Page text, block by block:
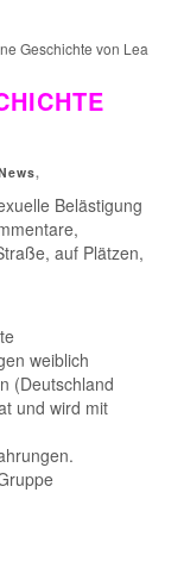
Geschichte von Lea
,
Belästigung
auf Plätzen,
weiblich
(Deutschland
und wird mit